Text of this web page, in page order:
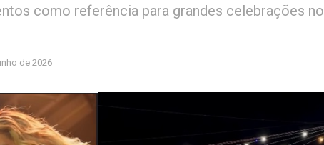
como referência para grandes celebrações no
de 2026